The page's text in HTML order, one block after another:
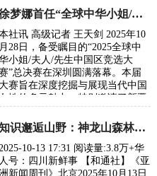
未被…
徐梦娜首任“全球中华小姐/夫人/先生”中国区冠军评委
社讯 高级记者 王天剑 2025年10
月28日，备受瞩目的“2025全球中
小姐/夫人/先生中国区竞选大
”总决赛在深圳圆满落幕。本届
大赛旨在深度挖掘与展现当代中国
女性的多元魅力，特别邀请了新晋
络总决赛”…
知识邂逅山野：神龙山森林课堂掀起教育变革
10-13 17:31 阅读量:3.8万+华
人号：四川新鲜事 【和通社】《亚
新闻周刊》北京2025年10月13日